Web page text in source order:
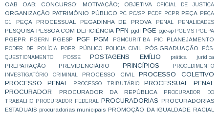
OAB OAB; CONCURSO; MOTIVAÇÃO; OBJETIVA OFICIAL DE JUSTIÇA
ORGANIZAÇÃO PATRIMÔNIO PÚBLICO PC PC/SP PCDF PCPR PEÇA
PEÇA
G1
PEÇA PROCESSUAL PEGADINHA DE PROVA PENAL PENALIDADES
PESQUISA PESSOA COM DEFICIÊNCIA PFN pgdf PGE pge-sp PGEMS PGEPA
PGEPR PGERN PGESP PGF PGM PGMCURITIBA PIC PLANEJAMENTO
PODER DE POLÍCIA POER PÚBLICO POLICIA CIVIL PÓS-GRADUAÇÃO
PÓS-
QUESTIONAMENTO
POSSE POSTAGENS EMÍLIO prática jurídica
PREPARAÇÃO PREVIDENCIÁRIO PRINCÍPIOS
PROCEDIMENTO
INVESTIGATÓRIO CRIMINAL
PROCESSO CIVIL
PROCESSO COLETIVO
PROCESSO PENAL
PROCESSO TRIBUTÁRIO
PROCESSUAL PENAL
PROCURADOR
PROCURADOR DA REPÚBLICA
PROCURADOR DO
TRABALHO
PROCURADOR FEDERAL PROCURADORIAS PROCURADORIAS
ESTADUAIS procuradorias municipais PROMOÇÃO DA IGUALDADE RACIAL